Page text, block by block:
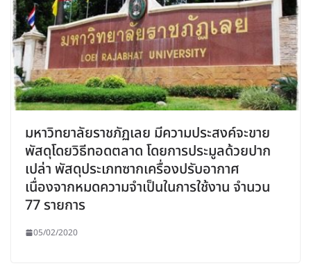
มหาวิทยาลัยราชภัฏเลย มีความประสงค์จะขาย
พัสดุโดยวิธีทอดตลาด โดยการประมูลด้วยปาก
เปล่า พัสดุประเภทซากเครื่องปรับอากาศ
เนื่องจากหมดความจำเป็นในการใช้งาน จำนวน
77 รายการ
05/02/2020